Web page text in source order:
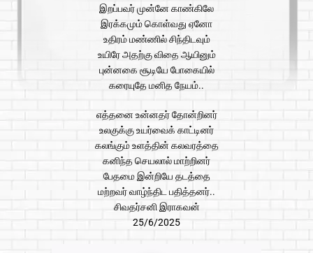
இறப்பவர் முன்னே காண்கிலே
இரக்கமும் கொள்வது ஏனோ
உதிரம் மண்ணில் சிந்திடவும்
உயிரே அதற்கு விதை ஆயினும்
புன்னகை சூடியே போகையில்
கரையுதே மனித நேயம்..
எத்தனை உன்னதர் தோன்றினர்
உலகுக்கு உயர்வைக் காட்டினர்
கலங்கும் உளத்தின் கலவரத்தை
கனிந்த செயலால் மாற்றினர்
பேதமை இன்றியே தடத்தை
மற்றவர் வாழ்ந்திட பதித்தனர்..
சிவதர்சனி இராகவன்
25/6/2025